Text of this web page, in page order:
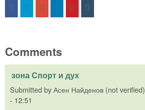
Comments
зона Спорт и дух
Submitted byАсен Найденов (not verified)
- 12:51